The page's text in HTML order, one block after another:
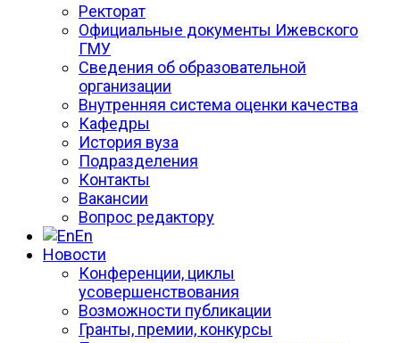
Ректорат
Официальные документы Ижевского
ГМУ
Сведения об образовательной
организации
Внутренняя система оценки качества
Кафедры
История вуза
Подразделения
Контакты
Вакансии
Вопрос редактору
En
Новости
Конференции, циклы
усовершенствования
Возможности публикации
Гранты, премии, конкурсы